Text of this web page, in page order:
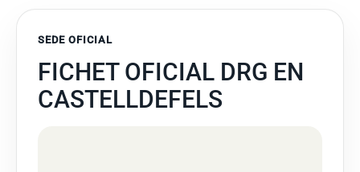
SEDE OFICIAL
FICHET OFICIAL DRG EN
CASTELLDEFELS